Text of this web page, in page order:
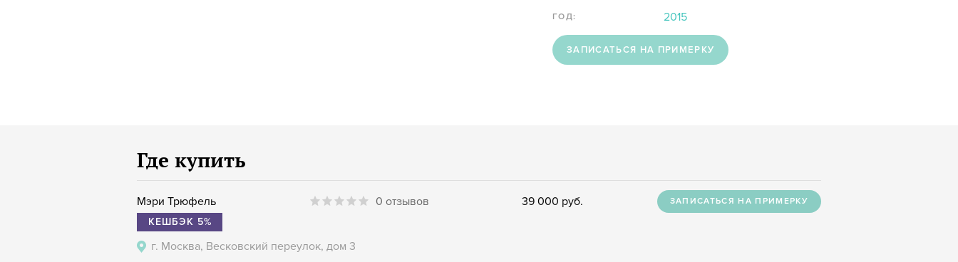
ГОД: 2015
ЗАПИСАТЬСЯ НА ПРИМЕРКУ
Где купить
Мэри Трюфель
КЕШБЭК 5%
0 отзывов
г. Москва, Весковский переулок, дом 3
39 000 руб. ЗАПИСАТЬСЯ НА ПРИМЕРКУ